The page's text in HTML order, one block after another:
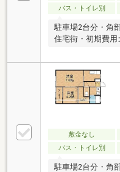
バス・トイレ別
駐車場2台分・角
住宅街・初期費
敷金なし
バス・トイレ別
駐車場2台分・角